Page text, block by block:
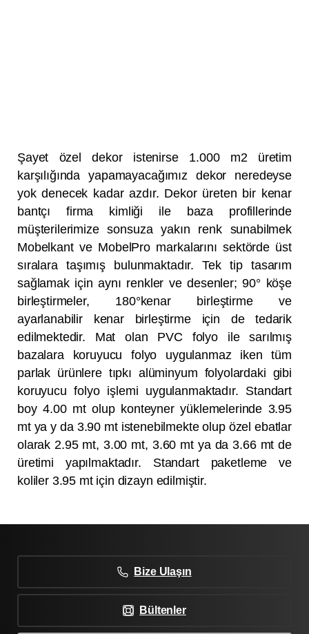
Şayet özel dekor istenirse 1.000 m2 üretim
karşılığında yapamayacağımız dekor neredeyse
yok denecek kadar azdır. Dekor üreten bir kenar
bantçı firma kimliği ile baza profillerinde
müşterilerimize sonsuza yakın renk sunabilmek
Mobelkant ve MobelPro markalarını sektörde üst
sıralara taşımış bulunmaktadır. Tek tip tasarım
sağlamak için aynı renkler ve desenler; 90° köşe
birleştirmeler, 180°kenar birleştirme ve
ayarlanabilir kenar birleştirme için de tedarik
edilmektedir. Mat olan PVC folyo ile sarılmış
bazalara koruyucu folyo uygulanmaz iken tüm
parlak ürünlere tıpkı alüminyum folyolardaki gibi
koruyucu folyo işlemi uygulanmaktadır. Standart
boy 4.00 mt olup konteyner yüklemelerinde 3.95
mt ya y da 3.90 mt istenebilmekte olup özel ebatlar
olarak 2.95 mt, 3.00 mt, 3.60 mt ya da 3.66 mt de
üretimi yapılmaktadır. Standart paketleme ve
koliler 3.95 mt için dizayn edilmiştir.
Bize Ulaşın
Bültenler